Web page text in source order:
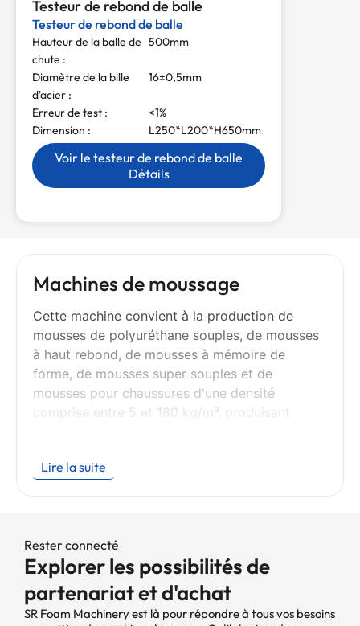
Testeur de rebond de balle
Testeur de rebond de balle
Hauteur de la balle de
chute :
500mm
Diamètre de la bille
d'acier :
16±0,5mm
Erreur de test :
<1%
Dimension :
L250*L200*H650mm
Voir le testeur de rebond de balle
Détails
Machines de moussage
Cette machine convient à la production de
mousses de polyuréthane souples, de mousses
à haut rebond, de mousses à mémoire de
forme, de mousses super souples et de
mousses pour chaussures d'une densité
comprise entre 5 et 180 kg/m³, produisant
interface homme-machine hautement
des matériaux pour chaussures et de
l'automobile. Principe de fonctionnement : Les
différentes matières premières sont d'abord
transportées vers les réservoirs de matières
Lire la suite
Rester connecté
Explorer les possibilités de
partenariat et d'achat
SR Foam Machinery est là pour répondre à tous vos besoins